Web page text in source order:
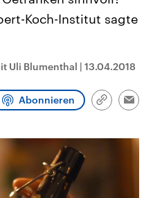
aus
den mächtigsten Ländern
mit großem Einfluss auf
aktuelle Weltgeschehen.
Podcasts
Koch-Institut sagte
Uli Blumenthal | 13.04.2018
Abonnieren
Link